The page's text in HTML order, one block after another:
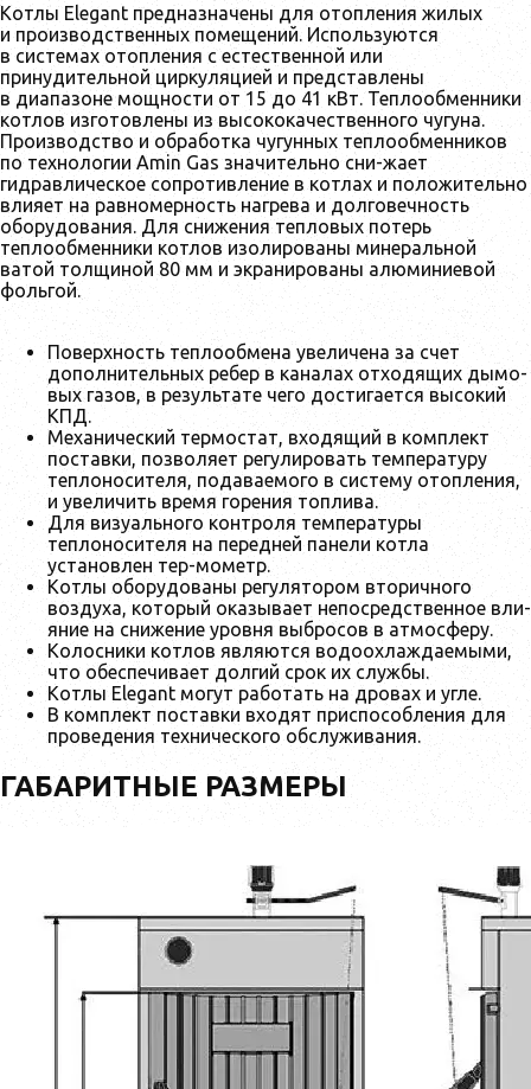
Котлы Elegant предназначены для отопления жилых
и производственных помещений. Используются
в системах отопления с естественной или
принудительной циркуляцией и представлены
в диапазоне мощности от 15 до 41 кВт. Теплообменники
котлов изготовлены из высококачественного чугуна.
Производство и обработка чугунных теплообменников
по технологии Amin Gas значительно сни-жает
гидравлическое сопротивление в котлах и положительно
влияет на равномерность нагрева и долговечность
оборудования. Для снижения тепловых потерь
теплообменники котлов изолированы минеральной
ватой толщиной 80 мм и экранированы алюминиевой
фольгой.
Поверхность теплообмена увеличена за счет
дополнительных ребер в каналах отходящих дымо-
вых газов, в результате чего достигается высокий
КПД.
Механический термостат, входящий в комплект
поставки, позволяет регулировать температуру
теплоносителя, подаваемого в систему отопления,
и увеличить время горения топлива.
Для визуального контроля температуры
теплоносителя на передней панели котла
установлен тер-мометр.
Котлы оборудованы регулятором вторичного
воздуха, который оказывает непосредственное вли-
яние на снижение уровня выбросов в атмосферу.
Колосники котлов являются водоохлаждаемыми,
что обеспечивает долгий срок их службы.
Котлы Elegant могут работать на дровах и угле.
В комплект поставки входят приспособления для
проведения технического обслуживания.
ГАБАРИТНЫЕ РАЗМЕРЫ